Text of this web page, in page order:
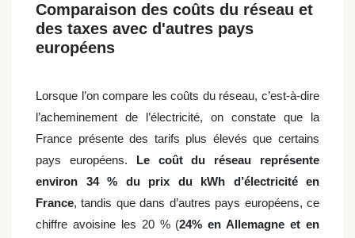
Comparaison des coûts du réseau et
des taxes avec d'autres pays
européens
Lorsque l’on compare les coûts du réseau, c’est-à-dire
l’acheminement de l’électricité, on constate que la
France présente des tarifs plus élevés que certains
pays européens. Le coût du réseau représente
environ 34 % du prix du kWh d’électricité en
France, tandis que dans d’autres pays européens, ce
chiffre avoisine les 20 % (24% en Allemagne et en